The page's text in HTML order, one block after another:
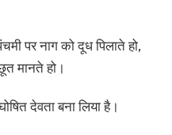
पर नाग को दूध पिलाते हो,
मानते हो।
देवता बना लिया है।